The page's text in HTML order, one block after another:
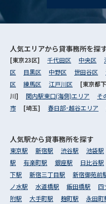
人気エリアから貸事務所を探
[東京23区] 千代田区 中央区
区
目黒区 中野区 世田谷区
区
練馬区 江戸川区 [東京都
川] 関内駅東口(海側)エリア そ
市
[埼玉] 春日部･越谷エリア
人気駅から貸事務所を探す
東京駅 新宿駅 渋谷駅 池袋駅
駅
有楽町駅 銀座駅 日比谷駅
下駅
新宿三丁目駅 新宿御苑前
ノ水駅
水道橋駅 飯田橋駅 四
附駅
大手町駅 麹町駅 永田町